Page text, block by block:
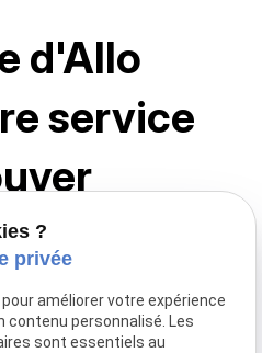
d'Allo
service
?
privée
améliorer votre expérience
contenu personnalisé. Les
sont essentiels au